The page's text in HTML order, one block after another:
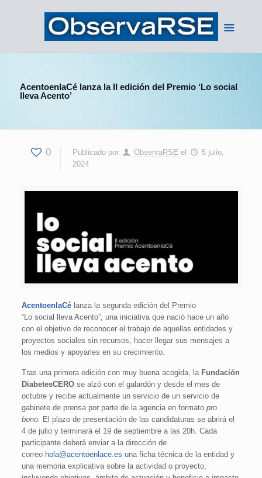
AcentoenlaCé lanza la II edición del Premio ‘Lo social
lleva Acento’
0 Publicado por ObservaRSE el
5 julio,
2024
AcentoenlaCé lanza la segunda edición del Premio
“Lo social lleva Acento”, una iniciativa que nació hace un año
con el objetivo de reconocer el trabajo de aquellas entidades y
proyectos sociales sin recursos, hacer llegar sus mensajes a
los medios y apoyarles en su crecimiento.
Tras una primera edición con muy buena acogida, la Fundación
DiabetesCERO se alzó con el galardón y desde el mes de
octubre y recibe actualmente un servicio de un servicio de
gabinete de prensa por parte de la agencia en formatopro
bono. El plazo de presentación de las candidaturas se abrirá el
4 de julio y terminará el 19 de septiembre a las 20h. Cada
participante deberá enviar a la dirección de
correo hola@acentoenlace.es una ficha técnica de la entidad y
una memoria explicativa sobre la actividad o proyecto,